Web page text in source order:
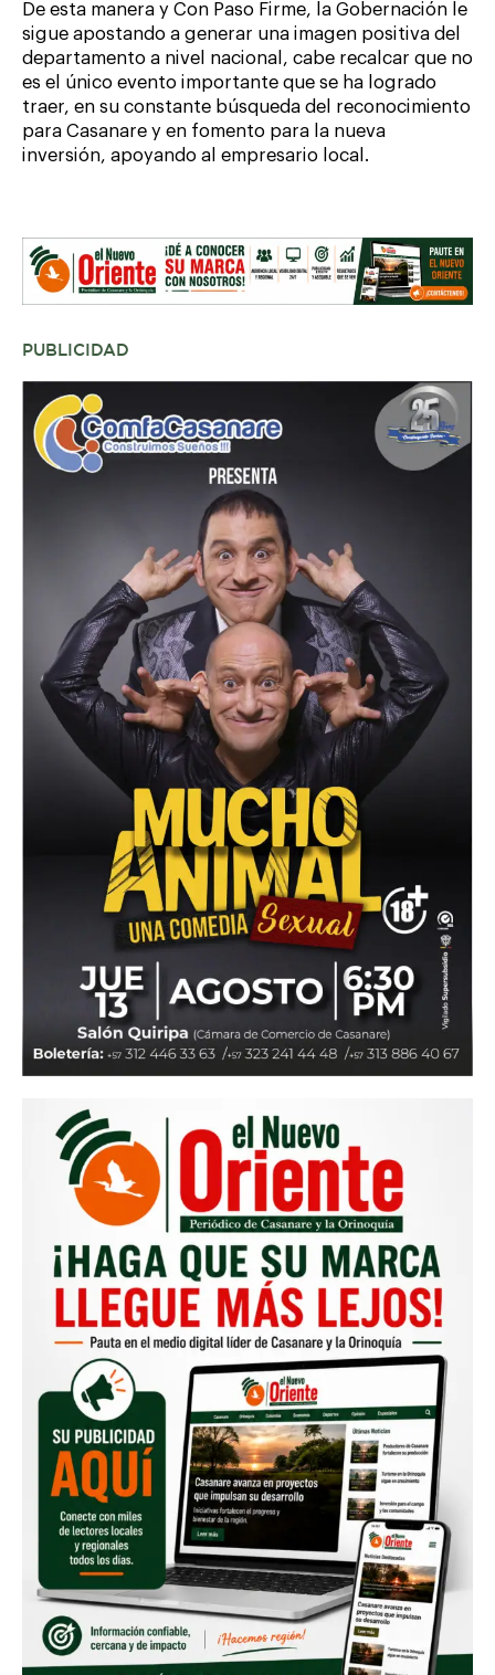
De esta manera y Con Paso Firme, la Gobernación le
sigue apostando a generar una imagen positiva del
departamento a nivel nacional, cabe recalcar que no
es el único evento importante que se ha logrado
traer, en su constante búsqueda del reconocimiento
para Casanare y en fomento para la nueva
inversión, apoyando al empresario local.
PUBLICIDAD